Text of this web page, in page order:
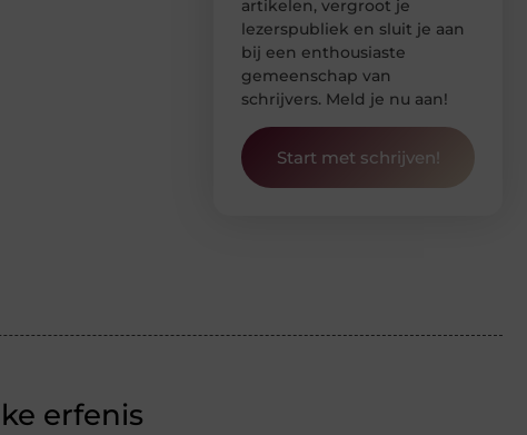
artikelen, vergroot je
lezerspubliek en sluit je aan
bij een enthousiaste
gemeenschap van
schrijvers. Meld je nu aan!
Start met schrijven!
erfenis